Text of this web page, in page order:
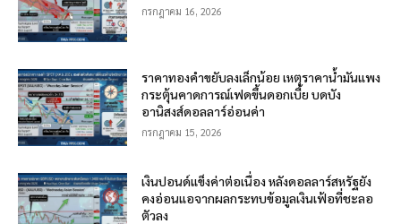
กรกฎาคม 16, 2026
ราคาทองคำขยับลงเล็กน้อย เหตุราคาน้ำมันแพง
กระตุ้นคาดการณ์เฟดขึ้นดอกเบี้ย บดบัง
อานิสงส์ดอลลาร์อ่อนค่า
กรกฎาคม 15, 2026
เงินปอนด์แข็งค่าต่อเนื่อง หลังดอลลาร์สหรัฐยัง
คงอ่อนแอจากผลกระทบข้อมูลเงินเฟ้อที่ชะลอ
ตัวลง